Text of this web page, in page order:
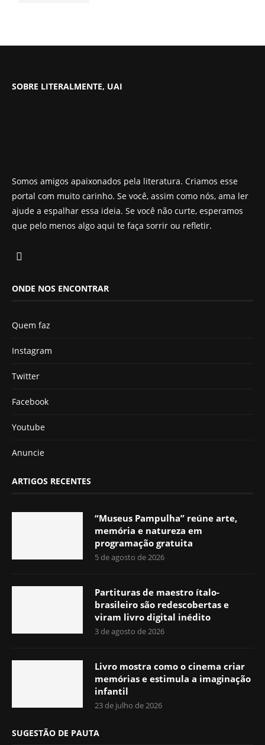
SOBRE LITERALMENTE, UAI
Somos amigos apaixonados pela literatura. Criamos esse
portal com muito carinho. Se você, assim como nós, ama ler
ajude a espalhar essa ideia. Se você não curte, esperamos
que pelo menos algo aqui te faça sorrir ou refletir.
ONDE NOS ENCONTRAR
Quem faz
Instagram
Twitter
Facebook
Youtube
Anuncie
ARTIGOS RECENTES
“Museus Pampulha” reúne arte,
memória e natureza em
programação gratuita
5 de agosto de 2026
Partituras de maestro ítalo-
brasileiro são redescobertas e
viram livro digital inédito
3 de agosto de 2026
Livro mostra como o cinema criar
memórias e estimula a imaginação
infantil
23 de julho de 2026
SUGESTÃO DE PAUTA